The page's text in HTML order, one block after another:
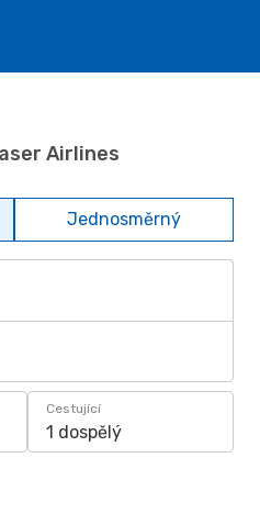
Airlines
Jednosměrný
Cestující
1 dospělý